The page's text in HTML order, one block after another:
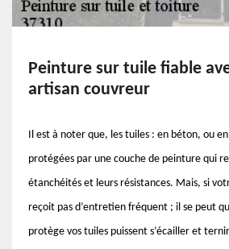
Peinture sur tuile fiable
artisan couvreur
Il est à noter que, les tuiles : en béton, ou
protégées par une couche de peinture qui
étanchéités et leurs résistances. Mais, si
reçoit pas d’entretien fréquent ; il se peut
protège vos tuiles puissent s’écailler et